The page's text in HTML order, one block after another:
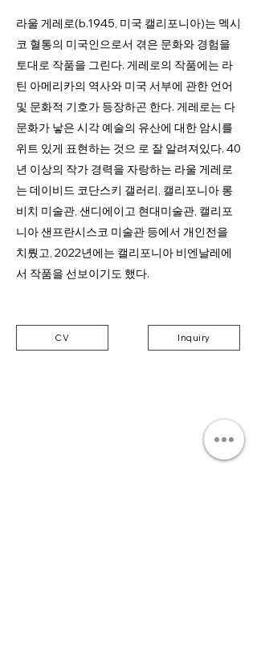
라울 게레로(b.1945, 미국 캘리포니아)는 멕시
코 혈통의 미국인으로서 겪은 문화와 경험을
토대로 작품을 그린다. 게레로의 작품에는 라
틴 아메리카의 역사와 미국 서부에 관한 언어
및 문화적 기호가 등장하곤 한다. 게레로는 다
문화가 낳은 시각 예술의 유산에 대한 암시를
위트 있게 표현하는 것으 로 잘 알려져있다. 40
년 이상의 작가 경력을 자랑하는 라울 게레로
는 데이비드 코단스키 갤러리, 캘리포니아 롱
비치 미술관, 샌디에이고 현대미술관, 캘리포
니아 샌프란시스코 미술관 등에서 개인전을
치뤘고, 2022년에는 캘리포니아 비엔날레에
서 작품을 선보이기도 했다.
CV Inquiry